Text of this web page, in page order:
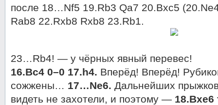
после 18…Nf5 19.Rb3 Qa7 20.Bxc5
Rab8 22.Rxb8 Rxb8 23.Rb1.
23…Rb4! — у чёрных явный перевес!
16.Bc4 0–0 17.h4. Вперёд! Вперёд!
сожжены… 17…Ne6. Дальнейших
видеть не захотели, и поэтому — 18.Bxe6